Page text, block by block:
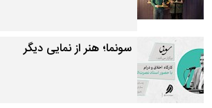
سونما؛ هنر از نمایی دیگر